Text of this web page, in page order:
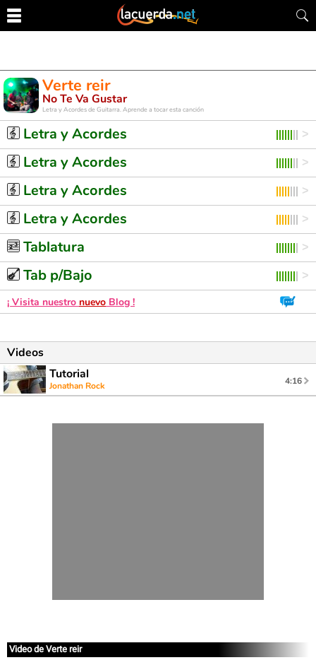
Verte reir
No Te Va Gustar
Letra y Acordes de Guitarra. Aprende a tocar esta canción
Letra y Acordes
Letra y Acordes
Letra y Acordes
Letra y Acordes
Tablatura
Tab p/Bajo
¡ Visita nuestro nuevo Blog !
Videos
Tutorial
Jonathan Rock 4:16
Video de Verte reir